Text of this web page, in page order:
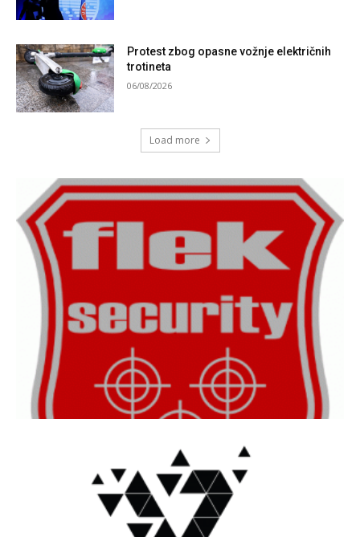
Protest zbog opasne vožnje električnih
trotineta
06/08/2026
Load more